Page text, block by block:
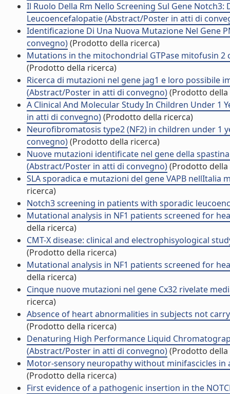
Il Ruolo Della Rm Nello Screening Sul Gene
Leucoencefalopatie (Abstract/Poster in atti di
Identificazione Di Una Nuova Mutazione Nel Gene
convegno)(Prodotto della ricerca)
Mutations in the mitochondrial GTPase mitofusin
(Prodotto della ricerca)
Ricerca di mutazioni nel gene jag1 e loro possibile
(Abstract/Poster in atti di convegno)(Prodotto della
A Clinical And Molecular Study In Children Under 1
in atti di convegno)(Prodotto della ricerca)
Neurofibromatosis type2 (NF2) in children under 1
convegno)(Prodotto della ricerca)
Nuove mutazioni identificate nel gene della
(Abstract/Poster in atti di convegno)(Prodotto della
SLA sporadica e mutazioni del gene VAPB
ricerca)
Notch3 screening in patients with sporadic
Mutational analysis in NF1 patients screened for
della ricerca)
CMT-X disease: clinical and electrophisyological
(Prodotto della ricerca)
Mutational analysis in NF1 patients screened for
della ricerca)
Cinque nuove mutazioni nel gene Cx32 rivelate
ricerca)
Absence of heart abnormalities in subjects not
(Prodotto della ricerca)
Denaturing High Performance Liquid
(Abstract/Poster in atti di convegno)(Prodotto della
Motor-sensory neuropathy without minifascicles in
(Prodotto della ricerca)
First evidence of a pathogenic insertion in the